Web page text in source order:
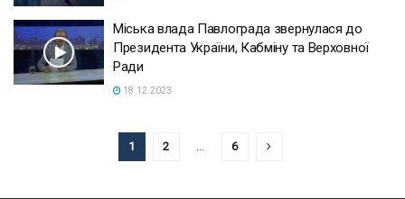
Міська влада Павлограда звернулася до
Президента України, Кабміну та Верховної
Ради
18.12.2023
1 2 … 6